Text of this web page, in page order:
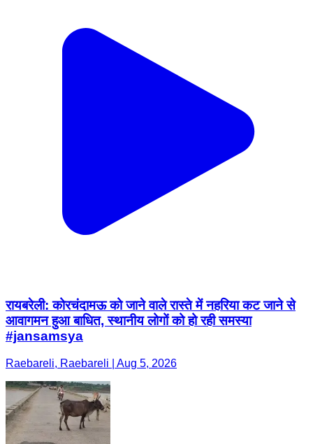
रायबरेली: कोरचंदामऊ को जाने वाले रास्ते में नहरिया कट जाने से
आवागमन हुआ बाधित, स्थानीय लोगों को हो रही समस्या
#jansamsya
Raebareli, Raebareli | Aug 5, 2026